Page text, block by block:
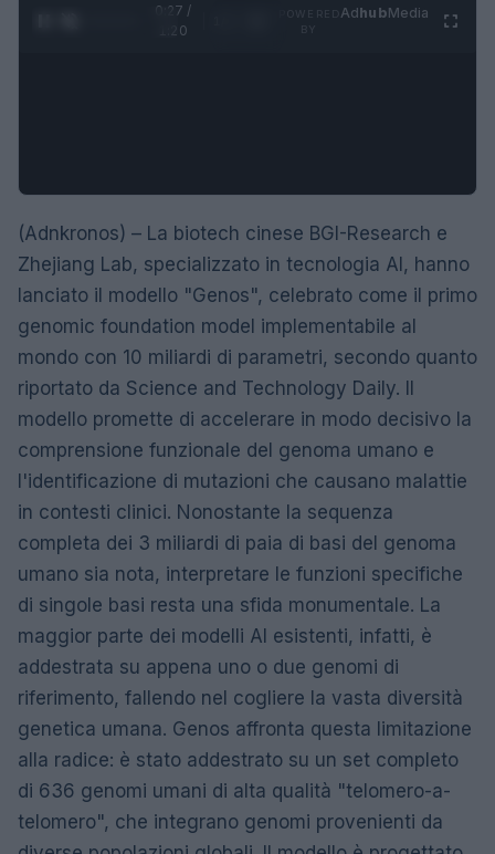
0:28 /
1:20
AdhubMedia
(Adnkronos) – La biotech cinese BGI-Research e
Zhejiang Lab, specializzato in tecnologia AI, hanno
lanciato il modello "Genos", celebrato come il primo
genomic foundation model implementabile al
mondo con 10 miliardi di parametri, secondo quanto
riportato da Science and Technology Daily. Il
modello promette di accelerare in modo decisivo la
comprensione funzionale del genoma umano e
l'identificazione di mutazioni che causano malattie
in contesti clinici. Nonostante la sequenza
completa dei 3 miliardi di paia di basi del genoma
umano sia nota, interpretare le funzioni specifiche
di singole basi resta una sfida monumentale. La
maggior parte dei modelli AI esistenti, infatti, è
addestrata su appena uno o due genomi di
riferimento, fallendo nel cogliere la vasta diversità
genetica umana. Genos affronta questa limitazione
alla radice: è stato addestrato su un set completo
di 636 genomi umani di alta qualità "telomero-a-
telomero", che integrano genomi provenienti da